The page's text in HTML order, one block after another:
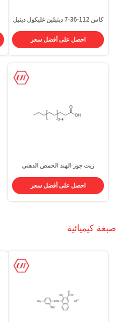
كاس 112-36-7 ديثيلين غليكول ديثيل
احصل على أفضل سعر
زيت جوز الهند الحمض الدهني
CONUT ACID CAS 61788-47-4
احصل على أفضل سعر
صبغة كيميائية